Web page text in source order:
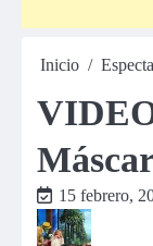
Inicio
15 febrero,